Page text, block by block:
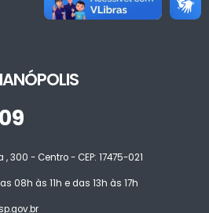
300 - Centro - CEP: 17475-021
08h às 11h e das 13h às 17h